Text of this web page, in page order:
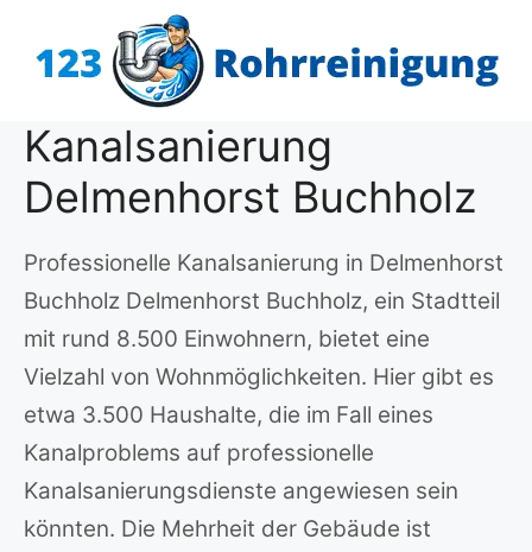
Inhalt
Kanalsanierung
Delmenhorst Buchholz
Professionelle Kanalsanierung in Delmenhorst
Buchholz Delmenhorst Buchholz, ein Stadtteil
mit rund 8.500 Einwohnern, bietet eine
Vielzahl von Wohnmöglichkeiten. Hier gibt es
etwa 3.500 Haushalte, die im Fall eines
Kanalproblems auf professionelle
Kanalsanierungsdienste angewiesen sein
könnten. Die Mehrheit der Gebäude ist